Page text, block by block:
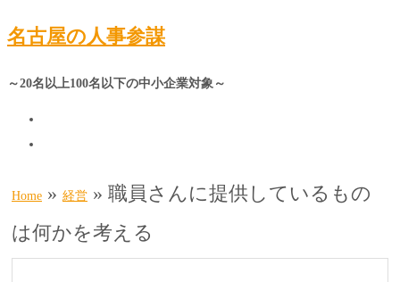
名古屋の人事参謀
～20名以上100名以下の中小企業対象～
Home » 経営 » 職員さんに提供しているもの
は何かを考える